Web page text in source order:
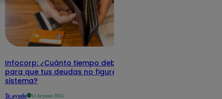
Infocorp: ¿Cuánto tiempo debe pasar
para que tus deudas no figuren en su
sistema?
Te ayudo 11 de junio 2025